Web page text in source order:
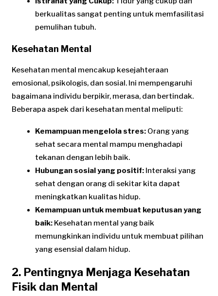
berkualitas sangat penting untuk memfasilitasi
pemulihan tubuh.
Kesehatan Mental
Kesehatan mental mencakup kesejahteraan
emosional, psikologis, dan sosial. Ini mempengaruhi
bagaimana individu berpikir, merasa, dan bertindak.
Beberapa aspek dari kesehatan mental meliputi:
Kemampuan mengelola stres: Orang yang
sehat secara mental mampu menghadapi
tekanan dengan lebih baik.
Hubungan sosial yang positif: Interaksi yang
sehat dengan orang di sekitar kita dapat
meningkatkan kualitas hidup.
Kemampuan untuk membuat keputusan yang
baik: Kesehatan mental yang baik
memungkinkan individu untuk membuat pilihan
yang esensial dalam hidup.
2. Pentingnya Menjaga Kesehatan
Fisik dan Mental